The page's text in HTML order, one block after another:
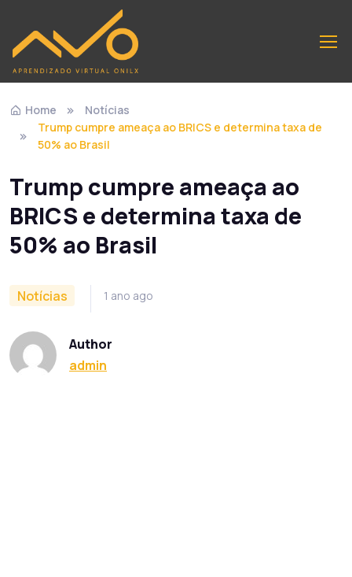
Home
Notícias
Trump cumpre ameaça ao BRICS e determina taxa de
50% ao Brasil
Trump cumpre ameaça ao
BRICS e determina taxa de
50% ao Brasil
Notícias 1 ano ago
Author
admin